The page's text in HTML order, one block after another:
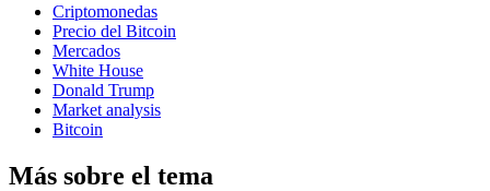
Criptomonedas
Precio del Bitcoin
Mercados
White House
Donald Trump
Market analysis
Bitcoin
Más sobre el tema